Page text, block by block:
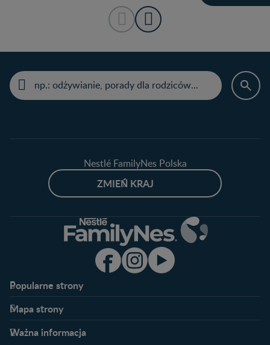
Nestlé FamilyNes Polska
ZMIEŃ KRAJ
Popularne strony​
Kontakt
FAQ
Mapa strony​
Plamienie implantacyjne –
Ważna informacja